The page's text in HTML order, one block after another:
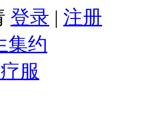
登录 | 注册